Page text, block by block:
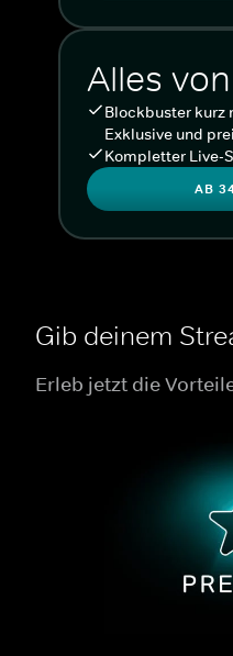
Alles
Blockbuster kurz
Exklusive und
Kompletter Live-
AB
Gib deinem
Erleb jetzt die